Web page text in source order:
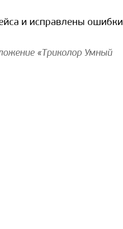
и исправлены ошибки
«Триколор Умный